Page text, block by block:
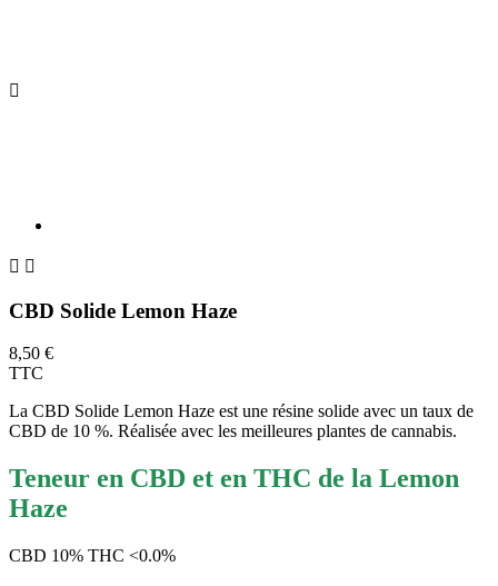

 
CBD Solide Lemon Haze
8,50 €
TTC
La CBD Solide Lemon Haze est une résine solide avec un taux de
CBD de 10 %. Réalisée avec les meilleures plantes de cannabis.
Teneur en CBD et en THC de la Lemon
Haze
CBD 10% THC <0.0%